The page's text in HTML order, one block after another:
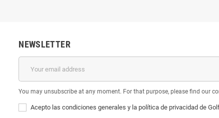
NEWSLETTER
You may unsubscribe at any moment. For that purpose, please find our
Acepto las condiciones generales y la política de privacidad de